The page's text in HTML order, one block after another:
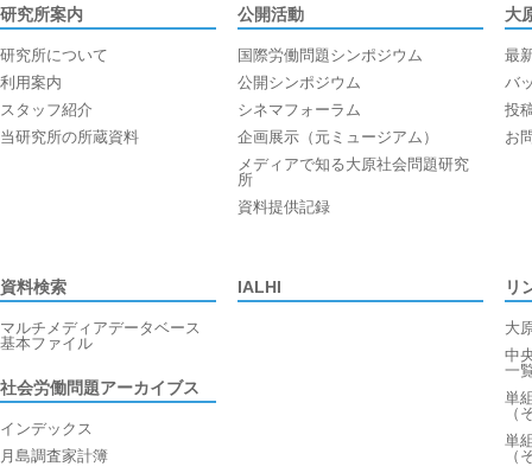
研究所案内
研究所について
利用案内
スタッフ紹介
当研究所の所蔵資料
公開活動
国際労働問題シンポジウム
公開シンポジウム
シネマフォーラム
企画展示（元ミュージアム）
メディアで知る大原社会問題研究
所
資料提供記録
大
最
バ
投
お
資料検索
マルチメディアデータベース
基本ファイル
社会労働問題アーカイブス
インデックス
月島調査家計簿
IALHI リ
大
中
一
単
（
単
（